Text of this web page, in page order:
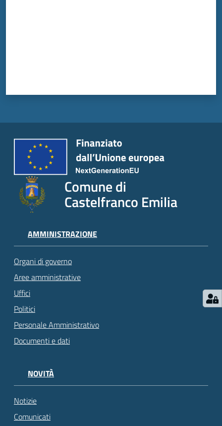
Comune di
Castelfranco Emilia
AMMINISTRAZIONE
Organi di governo
Aree amministrative
Uffici
Politici
Personale Amministrativo
Documenti e dati
NOVITÀ
Notizie
Comunicati